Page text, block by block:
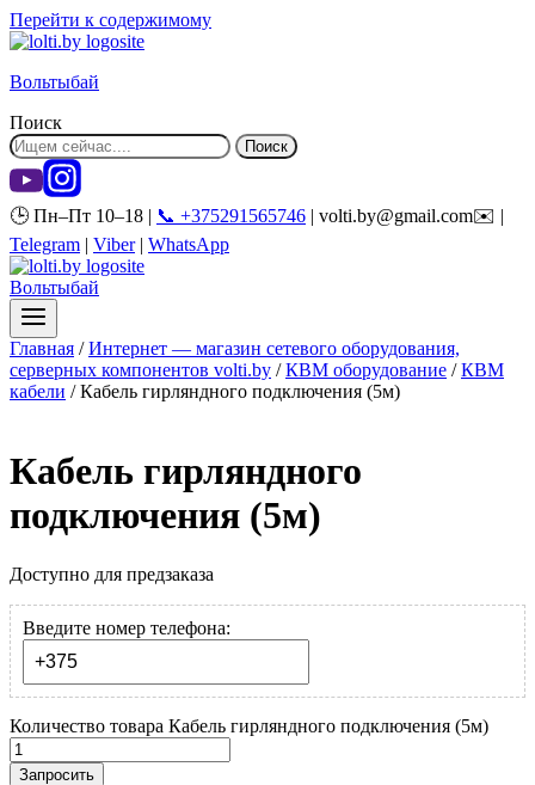
Перейти к содержимому
Вольтыбай
Поиск
Поиск
🕒 Пн–Пт 10–18 | 📞 +375291565746 | volti.by@gmail.com✉️ |
Telegram | Viber| WhatsApp
Вольтыбай
Главная / Интернет — магазин сетевого оборудования,
серверных компонентов volti.by / КВМ оборудование / КВМ
кабели / Кабель гирляндного подключения (5м)
Кабель гирляндного
подключения (5м)
Доступно для предзаказа
Введите номер телефона:
Количество товара Кабель гирляндного подключения (5м)
Запросить